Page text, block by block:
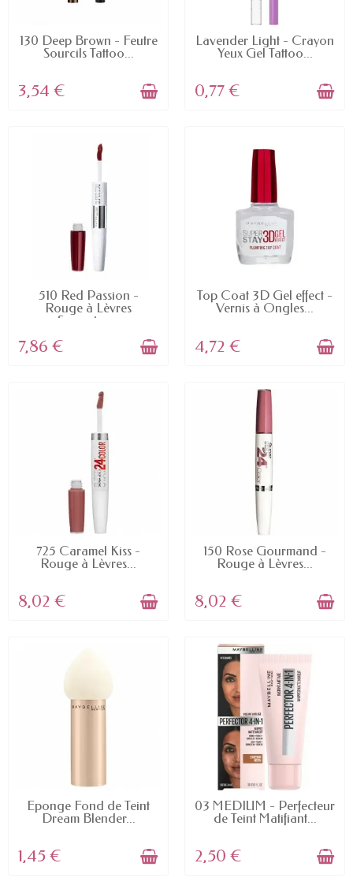
EN STOCK
130 Deep Brown - Feutre
Sourcils Tattoo...
3,54 €
EN STOCK
Lavender Light - Crayon
Yeux Gel Tattoo...
0,77 €
EN STOCK
510 Red Passion -
Rouge à Lèvres
Superstay...
7,86 €
EN STOCK
Top Coat 3D Gel effect -
Vernis à Ongles...
4,72 €
EN STOCK
725 Caramel Kiss -
Rouge à Lèvres...
8,02 €
EN STOCK
150 Rose Gourmand -
Rouge à Lèvres...
8,02 €
EN STOCK
Éponge Fond de Teint
Dream Blender...
1,45 €
EN STOCK
03 MEDIUM - Perfecteur
de Teint Matifiant...
2,50 €